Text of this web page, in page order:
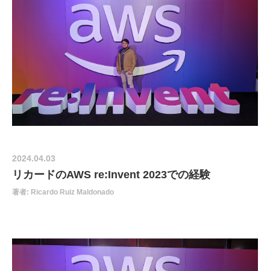
2024.04.03
リカードのAWS re:Invent 2023での経験
著者: Ricardo Ruiz Maldonado